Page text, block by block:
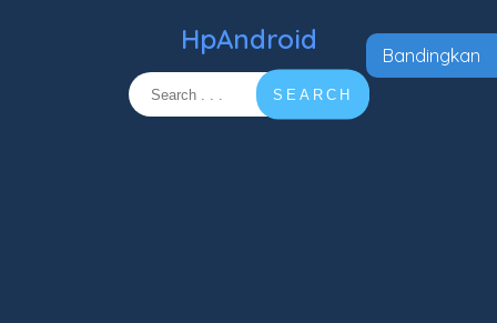
HpAndroid
SEARCH
Bandingkan